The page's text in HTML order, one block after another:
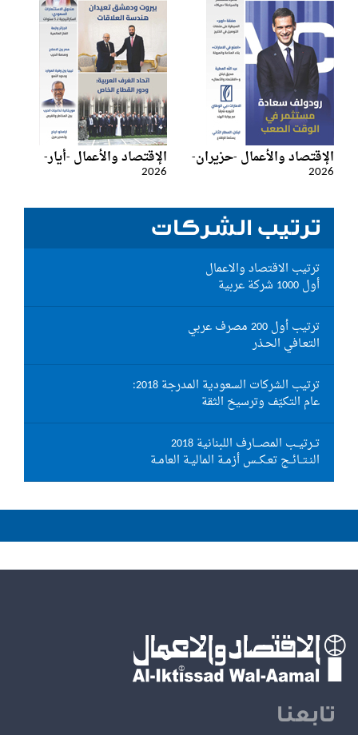
الإقتصاد والأعمال -حزيران-
2026
الإقتصاد والأعمال -أيار-
2026
ترتيب الشركات
ترتيب الاقتصاد والاعمال
أول 1000 شركة عربية
ترتيب أول 200 مصرف عربي
التعـافي الحـذر
ترتيب الشركات السعودية المدرجة 2018:
عام التكيّف وترسيخ الثقة
تــرتيــب المصـــارف اللبنانية 2018
النـتــائــج تعـكــس أزمـة الماليـة العامـة
تابعنا